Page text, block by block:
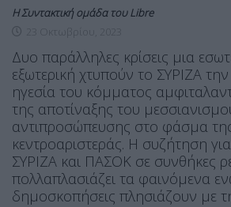
Η Συντακτική ομάδα του Libre
23 Οκτωβρίου, 2023
Δυο παράλληλες κρίσεις μια
εξωτερική χτυπούν το ΣΥΡΙΖΑ
ηγεσία του κόμματος
της αποτίναξης του
αντιπροσώπευσης στο φάσμα
κεντροαριστεράς. Η συζήτηση
ΣΥΡΙΖΑ και ΠΑΣΟΚ σε συνθήκες
πολλαπλασιάζει τα φαινόμενα
δημοσκοπήσεις πλησιάζουν με